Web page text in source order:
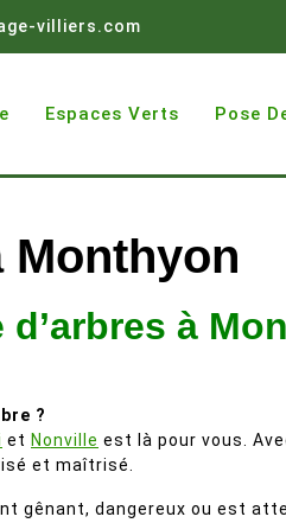
villiers.com
Espaces Verts Pose
Monthyon
à
?
et Nonville est là pour vous.
et maîtrisé.
gênant, dangereux ou est